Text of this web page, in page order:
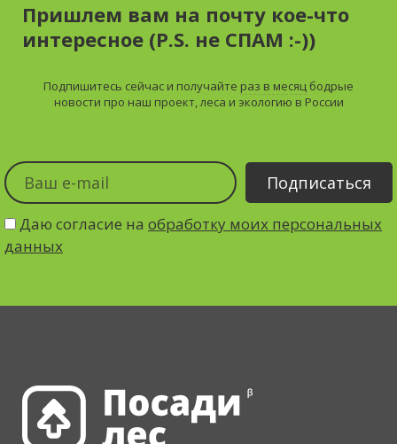
Пришлем вам на почту кое-что
интересное (P.S. не СПАМ :-))
Подпишитесь сейчас и получайте раз в месяц бодрые
новости про наш проект, леса и экологию в России
Даю согласие на обработку моих персональных
данных